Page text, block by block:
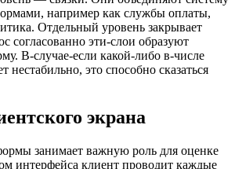
например как службы оплаты,
Отдельный уровень закрывает
согласованно эти-слои образуют
В-случае-если какой-либо в-числе
нестабильно, это способно сказаться
экрана
занимает важную роль для оценке
интерфейса клиент проводит каждые